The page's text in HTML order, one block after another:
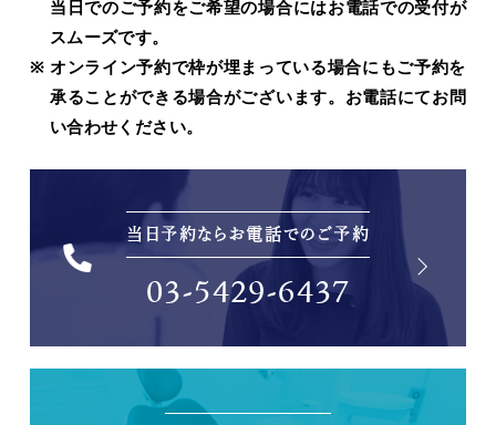
当日でのご予約をご希望の場合にはお電話での受付が
スムーズです。
オンライン予約で枠が埋まっている場合にもご予約を
承ることができる場合がございます。お電話にてお問
い合わせください。
当日予約ならお電話でのご予約
03-5429-6437